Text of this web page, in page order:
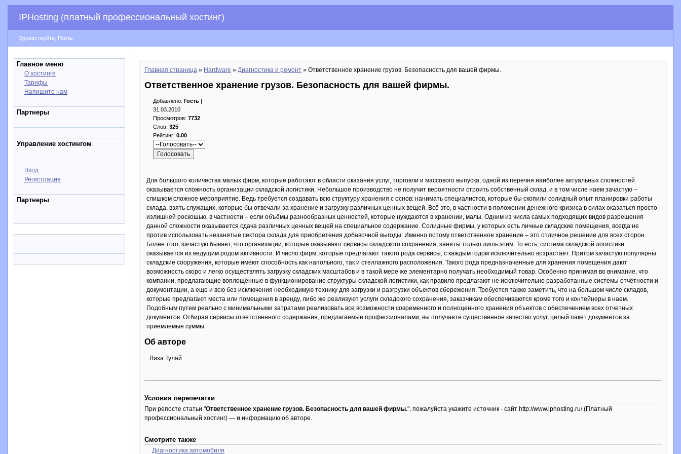
IPHosting (платный профессиональный хостинг)
Здравствуйте, Гость
Главное меню
О хостинге
Тарифы
Напишите нам
Партнеры
Управление хостингом
Вход
Регистрация
Партнеры
Главная страница » Hardware » Диагностика и ремонт » Ответственное хранение грузов. Безопасность для вашей фирмы.
Ответственное хранение грузов. Безопасность для вашей фирмы.
Добавлено: Гость |
31.03.2010
Просмотров: 7732
Слов: 325
Рейтинг: 0.00
Для большого количества малых фирм, которые работают в области оказания услуг, торговли и массового выпуска, одной из перечня наиболее актуальных сложностей
оказывается сложность организации складской логистики. Небольшое производство не получит вероятности строить собственный склад, и в том числе наем зачастую –
слишком сложное мероприятие. Ведь требуется создавать всю структуру хранения с основ: нанимать специалистов, которые бы скопили солидный опыт планировки работы
склада, взять служащих, которые бы отвечали за хранение и загрузку различных ценных вещей. Всё это, в частности в положении денежного кризиса в силах оказаться просто
излишней роскошью, в частности – если объёмы разнообразных ценностей, которые нуждаются в хранении, малы. Одним из числа самых подходящих видов разрешения
данной сложности оказывается сдача различных ценных вещей на специальное содержание. Солидные фирмы, у которых есть личные складские помещения, всегда не
против использовать незанятые сектора склада для приобретения добавочной выгоды. Именно потому ответственное хранение – это отличное решение для всех сторон.
Более того, зачастую бывает, что организации, которые оказывают сервисы складского сохранения, заняты только лишь этим. То есть, система складской логистики
оказывается их ведущим родом активности. И число фирм, которые предлагают такого рода сервисы, с каждым годом исключительно возрастает. Притом зачастую популярны
складские сооружения, которые имеют способность как напольного, так и стеллажного расположения. Такого рода предназначенные для хранения помещения дают
возможность скоро и легко осуществлять загрузку складских масштабов и в такой мере же элементарно получать необходимый товар. Особенно принимая во внимание, что
компании, предлагающие воплощённые в функционирование структуры складской логистики, как правило предлагают не исключительно разработанные системы отчётности и
документации, а еще и всю без исключения необходимую технику для загрузки и разгрузки объектов сбережения. Требуется также заметить, что на большом числе складов,
которые предлагают места или помещения в аренду, либо же реализуют услуги складского сохранения, заказчикам обеспечиваются кроме того и контейнеры в наем.
Подобным путем реально с минимальными затратами реализовать все возможности современного и полноценного хранения объектов с обеспечением всех отчетных
документов. Отбирая сервисы ответственного содержания, предлагаемые профессионалами, вы получаете существенное качество услуг, целый пакет документов за
приемлемые суммы.
Об авторе
Лиза Тулай
Условия перепечатки
При репосте статьи "Ответственное хранение грузов. Безопасность для вашей фирмы.", пожалуйста укажите источник - сайт http://www.iphosting.ru/ (Платный
профессиональный хостинг) — и информацию об авторе.
Смотрите также
Диагностика автомобиля